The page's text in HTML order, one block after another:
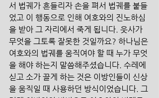
서 법궤가 흔들리자 손을 펴서 법궤를 붙들
었고 이 행동으로 인해 여호와의 진노하심
을 받아 그 자리에서 죽게 됩니다. 웃사가
무엇을 그토록 잘못한 것일까요? 하나님은
여호와의 법궤를 움직여야 할 때 누가 무엇
을 해야 하는지 말씀해주셨습니다. 수레에
싣고 소가 끌게 하는 것은 이방인들이 신상
을 움직일 때 사용하던 방식이었습니다. 그